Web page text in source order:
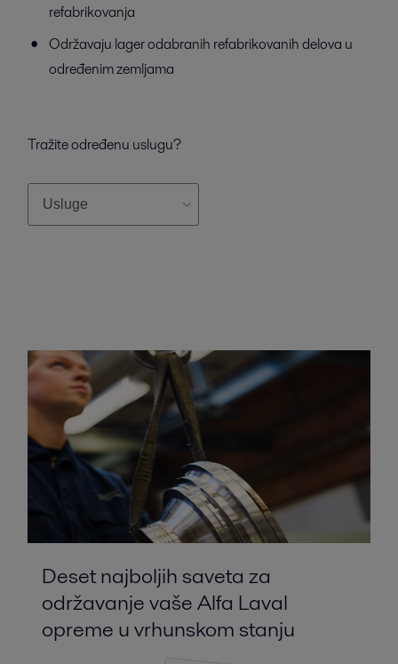
refabrikovanja
Održavaju lager odabranih refabrikovanih delova u
određenim zemljama
Tražite određenu uslugu?
Deset najboljih saveta za
održavanje vaše Alfa Laval
opreme u vrhunskom stanju